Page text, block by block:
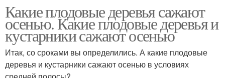
Какие плодовые деревья сажают
осенью. Какие плодовые деревья и
кустарники сажают осенью
Итак, со сроками вы определились. А какие плодовые
деревья и кустарники сажают осенью в условиях